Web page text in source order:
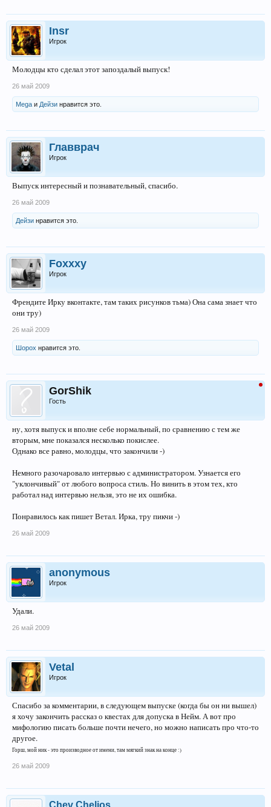
Insr
Игрок
Молодцы кто сделал этот запоздалый выпуск!
26 май 2009
Mega и Дейзи нравится это.
Главврач
Игрок
Выпуск интересный и познавательный, спасибо.
26 май 2009
Дейзи нравится это.
Foxxxy
Игрок
Френдите Ирку вконтакте, там таких рисунков тьма) Она сама знает что
они тру)
26 май 2009
Шорох нравится это.
GorShik
Гость
ну, хотя выпуск и вполне себе нормальный, по сравнению с тем же
вторым, мне показался несколько покислее.
Однако все равно, молодцы, что закончили -)
Немного разочаровало интервью с администратором. Узнается его
"уклончивый" от любого вопроса стиль. Но винить в этом тех, кто
работал над интервью нельзя, это не их ошибка.
Понравилось как пишет Ветал. Ирка, тру пикчи -)
26 май 2009
anonymous
Игрок
Удали.
26 май 2009
Vetal
Игрок
Спасибо за комментарии, в следующем выпуске (когда бы он ни вышел)
я хочу закончить рассказ о квестах для допуска в Нейм. А вот про
мифологию писать больше почти нечего, но можно написать про что-то
другое.
Горш, мой ник - это производное от имени, там мягкий знак на конце :)
26 май 2009